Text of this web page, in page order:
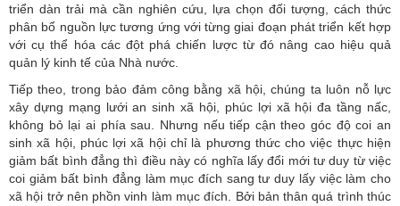
triển dàn trải mà cần nghiên cứu, lựa chọn đối tượng, cách thức
phân bổ nguồn lực tương ứng với từng giai đoạn phát triển kết hợp
với cụ thể hóa các đột phá chiến lược từ đó nâng cao hiệu quả
quản lý kinh tế của Nhà nước.
Tiếp theo, trong bảo đảm công bằng xã hội, chúng ta luôn nỗ lực
xây dựng mạng lưới an sinh xã hội, phúc lợi xã hội đa tầng nấc,
không bỏ lại ai phía sau. Nhưng nếu tiếp cận theo góc độ coi an
sinh xã hội, phúc lợi xã hội chỉ là phương thức cho việc thực hiện
giảm bất bình đẳng thì điều này có nghĩa lấy đổi mới tư duy từ việc
coi giảm bất bình đẳng làm mục đích sang tư duy lấy việc làm cho
xã hội trở nên phồn vinh làm mục đích. Bởi bản thân quá trình thúc